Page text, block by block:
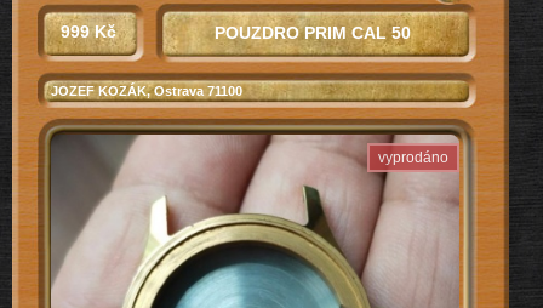
vyprodáno
999 Kč POUZDRO PRIM CAL 50
JOZEF KOZÁK , Ostrava 71100